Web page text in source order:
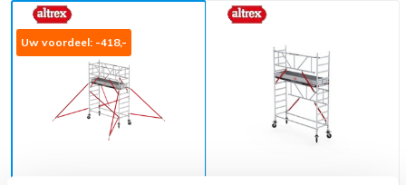
Uw voordeel: -418,-